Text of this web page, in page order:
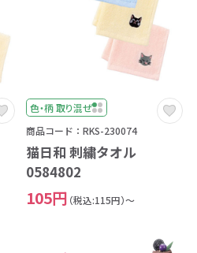
色・柄 取り混ぜ
商品コード：RKS-230074
猫日和 刺繍タオル
0584802
105円 （税込:115円）～